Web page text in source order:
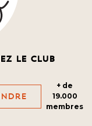
le club
+ de
19.000
membres